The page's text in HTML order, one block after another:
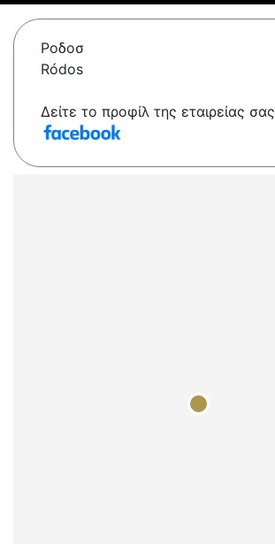
Ροδοσ
Ródos
Δείτε το προφίλ της εταιρείας σας